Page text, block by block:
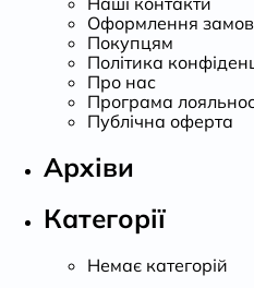
Оформлення
Покупцям
Політика
Про нас
Програма
Публічна оферта
Архіви
Категорії
Немає категорій